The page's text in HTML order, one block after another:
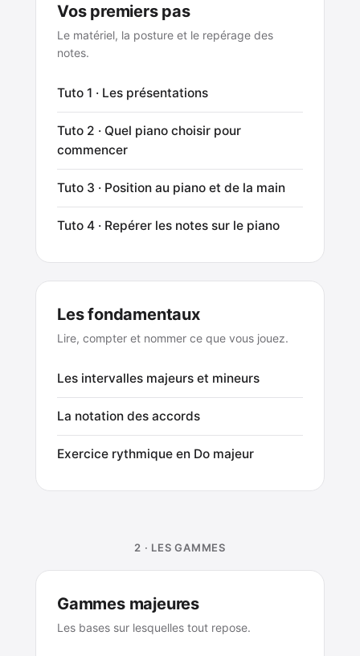
Vos premiers pas
Le matériel, la posture et le repérage des
notes.
Tuto 1 · Les présentations
Tuto 2 · Quel piano choisir pour
commencer
Tuto 3 · Position au piano et de la main
Tuto 4 · Repérer les notes sur le piano
Les fondamentaux
Lire, compter et nommer ce que vous jouez.
Les intervalles majeurs et mineurs
La notation des accords
Exercice rythmique en Do majeur
2 · LES GAMMES
Gammes majeures
Les bases sur lesquelles tout repose.